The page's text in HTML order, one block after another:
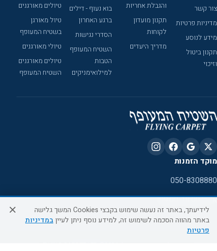
צור קשר
מדיניות פרטיות
מידע לנוסע
תקנון ביטול
וזיכוי
והגבלת אחריות
תקנון מועדון
לקוחות
מדריך היעדים
בוא נעוף - דילים
ברגע האחרון
הסדרי נגישות
השטיח המעופף
הטבות
למילואימניקים
טיולים מאורגנים
טיול מאורגן
בשטיח המעופף
טיולי מאורגנים
טיולים מאורגנים
השטיח המעופף
מוקד הזמנות
050-8308880
א'-ה' 09:00-18:00
לידיעתך, באתר זה נעשה שימוש בקבצי Cookies המשך גלישה
באתר מהווה הסכמה לשימוש זה, למידע נוסף ניתן לעייןבמדיניות
פרטיות